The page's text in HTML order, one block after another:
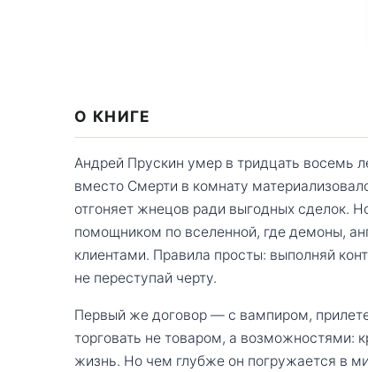
О КНИГЕ
Андрей Прускин умер в тридцать восемь
вместо Смерти в комнату
отгоняет жнецов ради выгодных сделок.
помощником по вселенной, где демоны,
клиентами. Правила просты: выполняй
не переступай черту.
Первый же договор — с вампиром,
торговать не товаром, а возможностями:
жизнь. Но чем глубже он погружается в